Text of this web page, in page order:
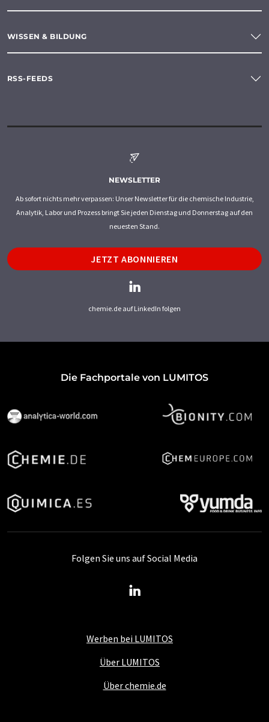
WISSEN & BILDUNG
RSS-FEEDS
NEWSLETTER
Ab sofort nichts mehr verpassen: Unser Newsletter für die chemische Industrie,
Analytik, Labor und Prozess bringt Sie jeden Dienstag und Donnerstag auf den
neuesten Stand.
JETZT ABONNIEREN
chemie.de auf LinkedIn folgen
Die Fachportale von LUMITOS
Werben bei LUMITOS
Über LUMITOS
Über chemie.de
Folgen Sie uns auf Social Media